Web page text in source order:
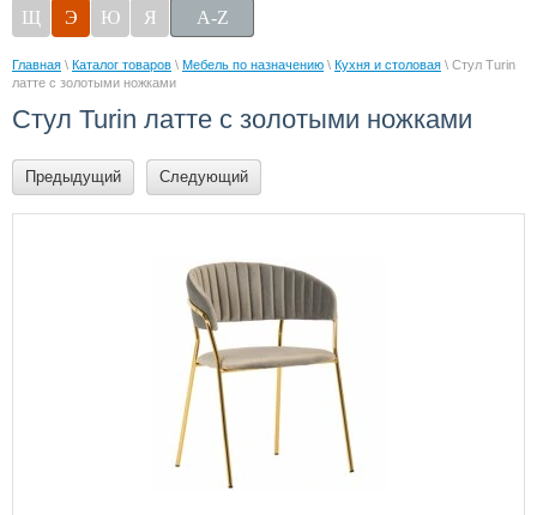
Щ
Э Ю Я A-Z
Главная \ Каталог товаров \ Мебель по назначению \ Кухня и столовая \ Стул Turin
латте с золотыми ножками
Стул Turin латте с золотыми ножками
Предыдущий Следующий